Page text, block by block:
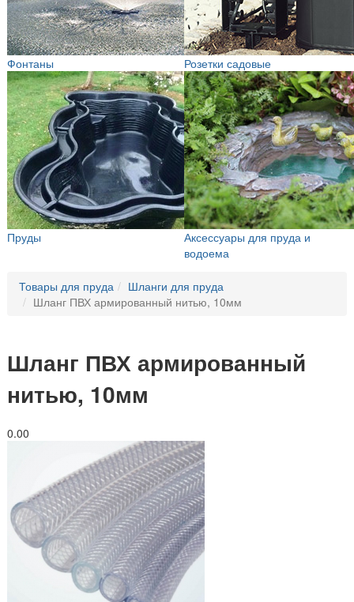
Фонтаны Розетки садовые
Пруды
Аксессуары для пруда и
водоема
Товары для пруда
Шланги для пруда
Шланг ПВХ армированный нитью, 10мм
Шланг ПВХ армированный
нитью, 10мм
0.00